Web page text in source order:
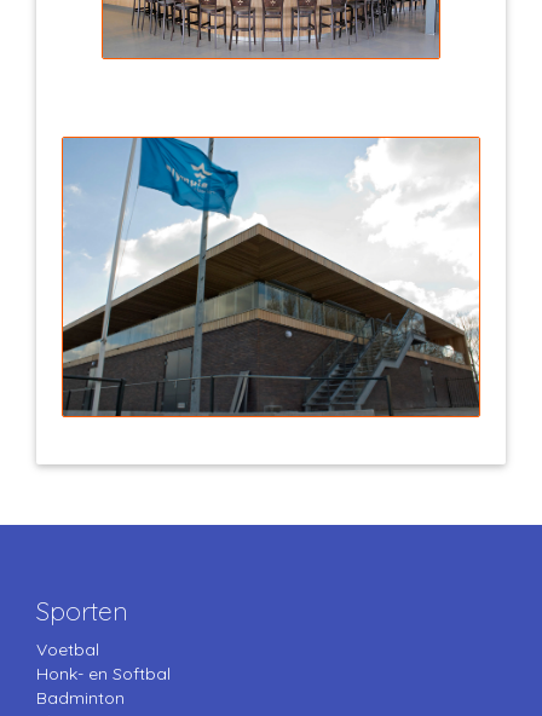
Sporten
Voetbal
Honk- en Softbal
Badminton